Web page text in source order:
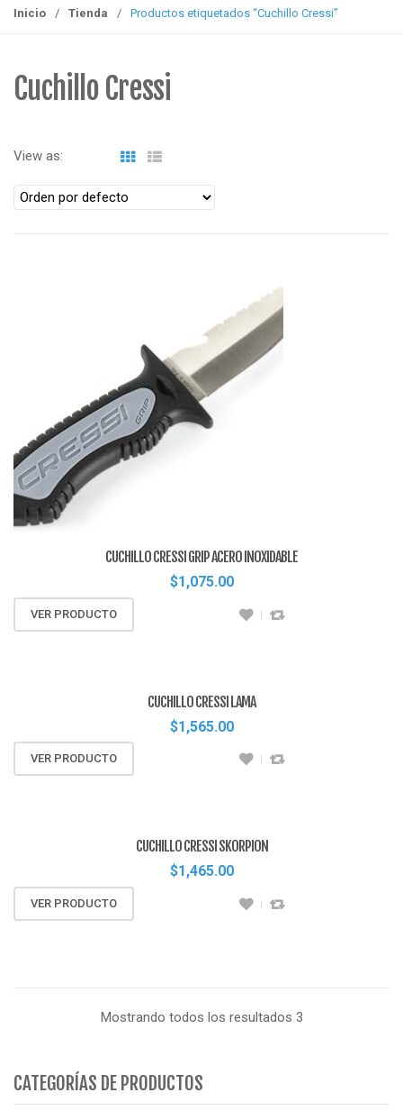
Inicio / Tienda / Productos etiquetados “Cuchillo Cressi”
Cuchillo Cressi
View as:
CUCHILLO CRESSI GRIP ACERO INOXIDABLE
$1,075.00
VER PRODUCTO
CUCHILLO CRESSI LAMA
$1,565.00
VER PRODUCTO
CUCHILLO CRESSI SKORPION
$1,465.00
VER PRODUCTO
Mostrando todos los resultados 3
CATEGORÍAS DE PRODUCTOS